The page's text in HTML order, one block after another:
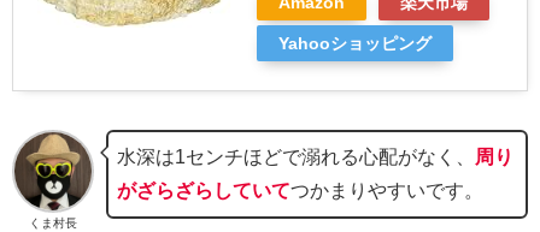
Yahooショッピング
くま村長
水深は1センチほどで溺れる心配がなく、 周り
がざらざらしていてつかまりやすいです。